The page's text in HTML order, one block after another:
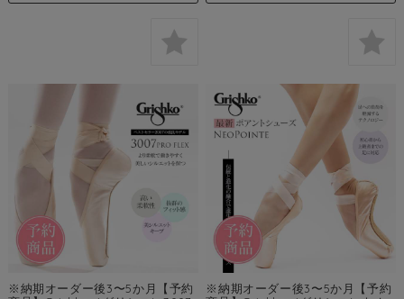
※納期オーダー後3〜5か月【予約
※納期オーダー後3〜5か月【予約